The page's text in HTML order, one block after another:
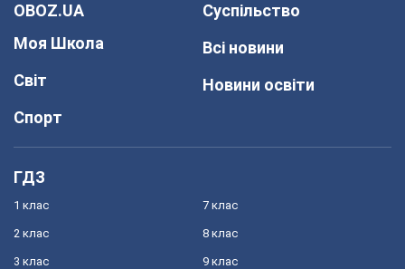
OBOZ.UA
Моя Школа
Світ
Спорт
Суспільство
Всі новини
Новини освіти
ГДЗ
1 клас
2 клас
3 клас
7 клас
8 клас
9 клас